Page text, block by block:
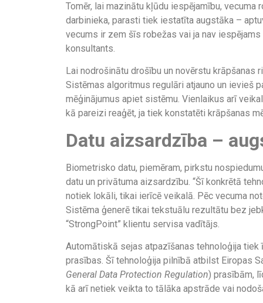
Tomēr, lai mazinātu kļūdu iespējamību,
darbinieka, parasti tiek iestatīta augstāka –
vecums ir zem šīs robežas vai ja nav
konsultants.
Lai nodrošinātu drošību un novērstu
Sistēmas algoritmus regulāri atjauno un ievieš
mēģinājumus apiet sistēmu. Vienlaikus arī
kā pareizi reaģēt, ja tiek konstatēti krāpšanas
Datu aizsardzība –
Biometrisko datu, piemēram, pirkstu
datu un privātuma aizsardzību. “Šī konkrētā
notiek lokāli, tikai ierīcē veikalā. Pēc vecuma
Sistēma ģenerē tikai tekstuālu rezultātu bez
“StrongPoint” klientu servisa vadītājs.
Automātiskā sejas atpazīšanas tehnoloģija
prasības. Šī tehnoloģija pilnībā atbilst Eiropas
General Data Protection Regulation) prasībām,
kā arī netiek veikta to tālāka apstrāde vai